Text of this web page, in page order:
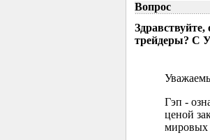
Вопрос
трейдеры? С
Гэп -
ценой
мировых